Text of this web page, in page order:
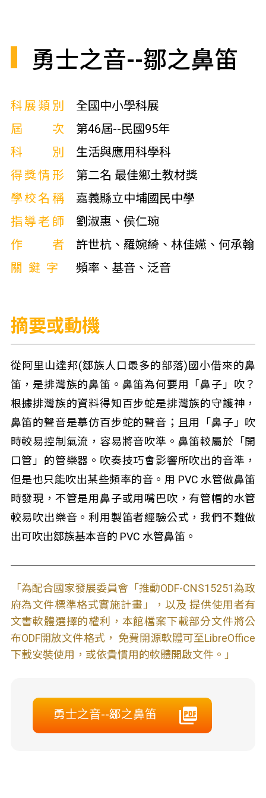
勇士之音--鄒之鼻笛
科展類別
全國中小學科展
屆次
第46屆--民國95年
科別
生活與應用科學科
得獎情形
第二名 最佳鄉土教材獎
學校名稱
嘉義縣立中埔國民中學
指導老師
劉淑惠、侯仁琬
作者
許世杭、羅婉綺、林佳嬿、何承翰
關鍵字
頻率、基音、泛音
摘要或動機
從阿里山達邦(鄒族人口最多的部落)國小借來的鼻
笛，是排灣族的鼻笛。鼻笛為何要用「鼻子」吹？
根據排灣族的資料得知百步蛇是排灣族的守護神，
鼻笛的聲音是摹仿百步蛇的聲音；且用「鼻子」吹
時較易控制氣流，容易將音吹準。鼻笛較屬於「開
口管」的管樂器。吹奏技巧會影響所吹出的音準，
但是也只能吹出某些頻率的音。用 PVC 水管做鼻笛
時發現，不管是用鼻子或用嘴巴吹，有管帽的水管
較易吹出樂音。利用製笛者經驗公式，我們不難做
出可吹出鄒族基本音的 PVC 水管鼻笛。
「為配合國家發展委員會「推動ODF-CNS15251為政
府為文件標準格式實施計畫」，以及 提供使用者有
文書軟體選擇的權利，本館檔案下載部分文件將公
布ODF開放文件格式， 免費開源軟體可至LibreOffice
下載安裝使用，或依貴慣用的軟體開啟文件。」
勇士之音--鄒之鼻笛